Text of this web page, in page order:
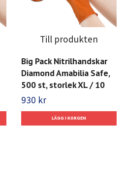
Till produkten
Big Pack Nitrilhandskar
Diamond Amabilia Safe,
500 st, storlek XL / 10
930 kr